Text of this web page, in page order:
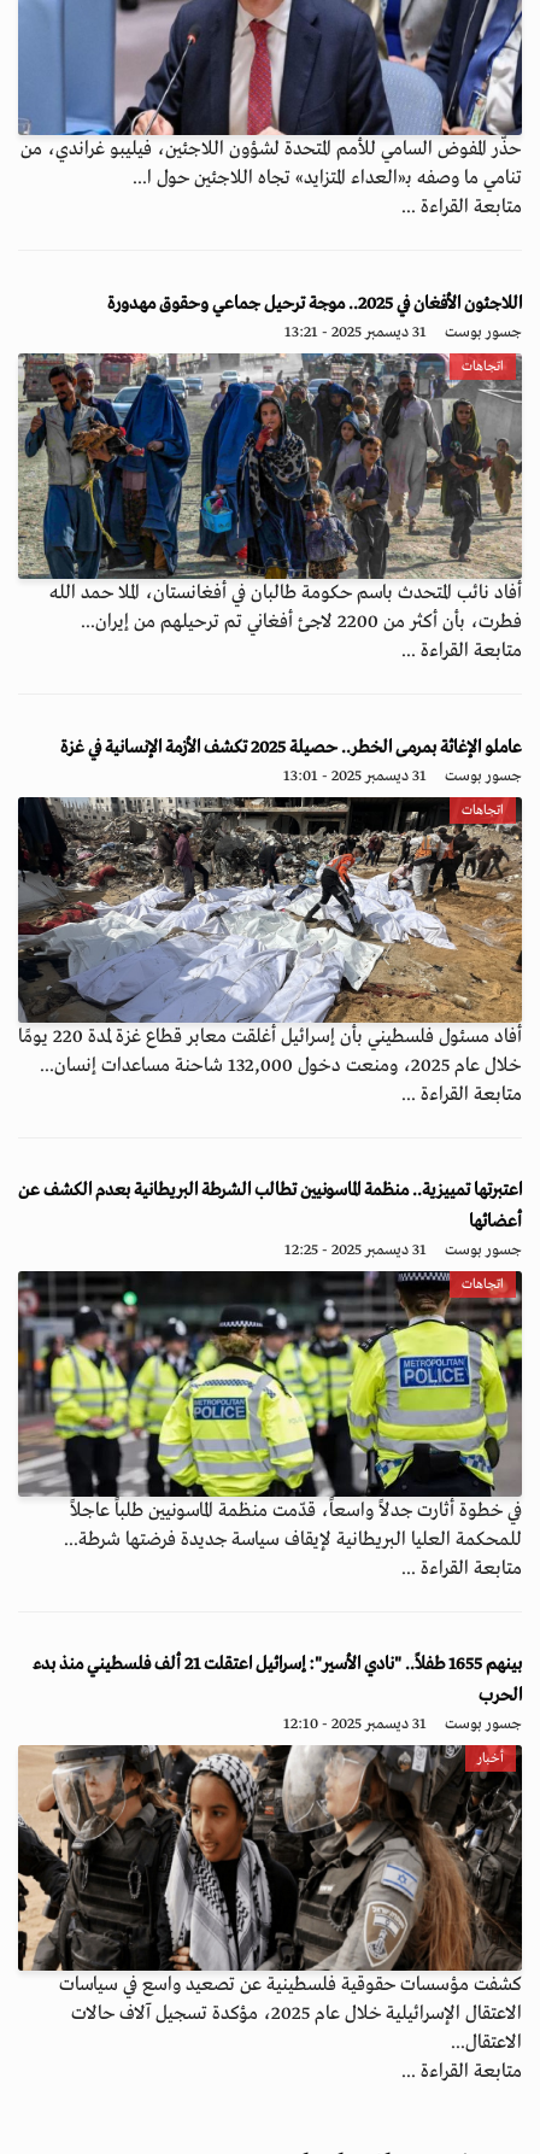
حذّر المفوض السامي للأمم المتحدة لشؤون اللاجئين، فيليبو غراندي، من
تنامي ما وصفه بـ«العداء المتزايد» تجاه اللاجئين حول ا...
متابعة القراءة ...
اللاجئون الأفغان في 2025.. موجة ترحيل جماعي وحقوق مهدورة
جسور بوست 31 ديسمبر 2025 - 13:21
اتجاهات
أفاد نائب المتحدث باسم حكومة طالبان في أفغانستان، الملا حمد الله
فطرت، بأن أكثر من 2200 لاجئ أفغاني تم ترحيلهم من إيران...
متابعة القراءة ...
عاملو الإغاثة بمرمى الخطر.. حصيلة 2025 تكشف الأزمة الإنسانية في غزة
جسور بوست 31 ديسمبر 2025 - 13:01
اتجاهات
أفاد مسئول فلسطيني بأن إسرائيل أغلقت معابر قطاع غزة لمدة 220 يومًا
خلال عام 2025، ومنعت دخول 132,000 شاحنة مساعدات إنسان...
متابعة القراءة ...
اعتبرتها تمييزية.. منظمة الماسونيين تطالب الشرطة البريطانية بعدم الكشف عن
أعضائها
جسور بوست 31 ديسمبر 2025 - 12:25
اتجاهات
في خطوة أثارت جدلاً واسعاً، قدّمت منظمة الماسونيين طلباً عاجلاً
للمحكمة العليا البريطانية لإيقاف سياسة جديدة فرضتها شرطة...
متابعة القراءة ...
بينهم 1655 طفلاً.. "نادي الأسير": إسرائيل اعتقلت 21 ألف فلسطيني منذ بدء
الحرب
جسور بوست 31 ديسمبر 2025 - 12:10
أخبار
كشفت مؤسسات حقوقية فلسطينية عن تصعيد واسع في سياسات
الاعتقال الإسرائيلية خلال عام 2025، مؤكدة تسجيل آلاف حالات
الاعتقال...
متابعة القراءة ...